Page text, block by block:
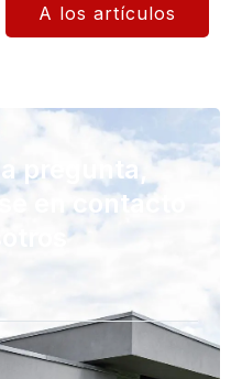
A los artículos
pregunta,
en contacto